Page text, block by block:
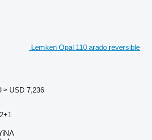
Lemken Opal 110 arado reversible
≈ USD 7,236
2+1